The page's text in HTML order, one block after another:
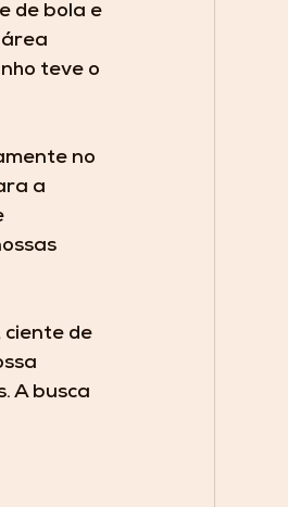
de bola e
área
teve o
no
a
ciente de
A busca